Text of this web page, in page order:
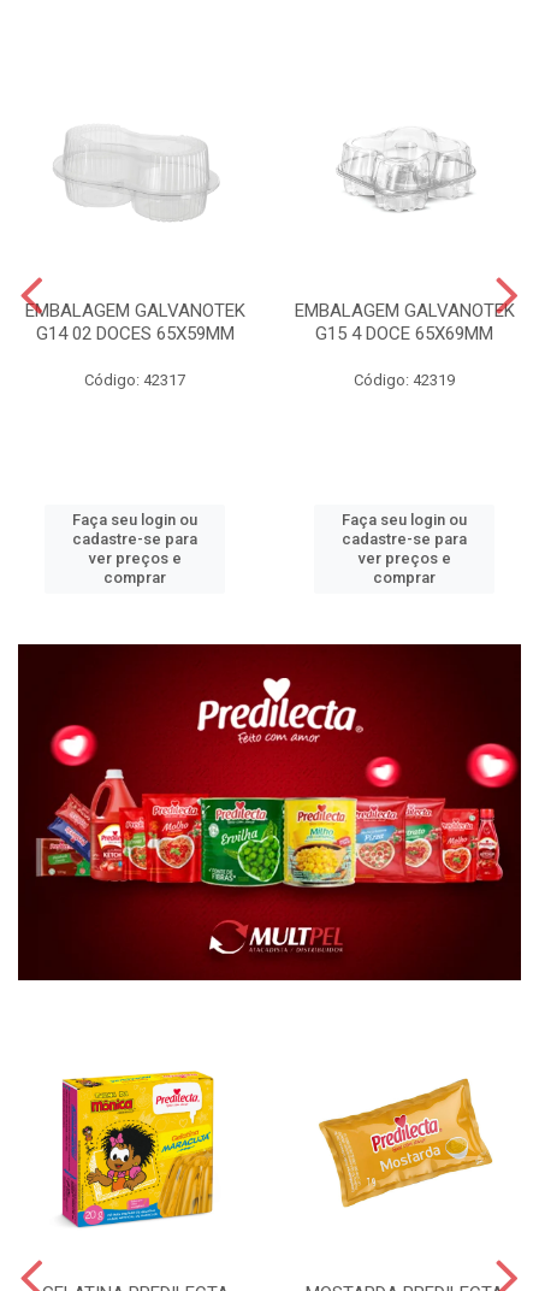
EMBALAGEM GALVANOTEK
G14 02 DOCES 65X59MM
Código: 42317
Faça seu login ou
cadastre-se para
ver preços e
comprar
EMBALAGEM GALVANOTEK
G15 4 DOCE 65X69MM
Código: 42319
Faça seu login ou
cadastre-se para
ver preços e
comprar